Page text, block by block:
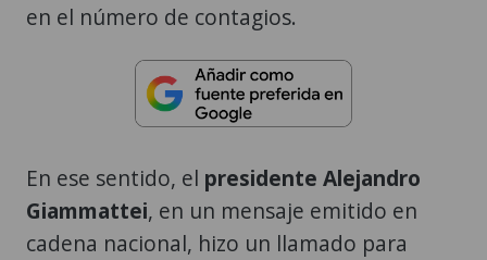
en el número de contagios.
En ese sentido, el presidente Alejandro
Giammattei, en un mensaje emitido en
cadena nacional, hizo un llamado para